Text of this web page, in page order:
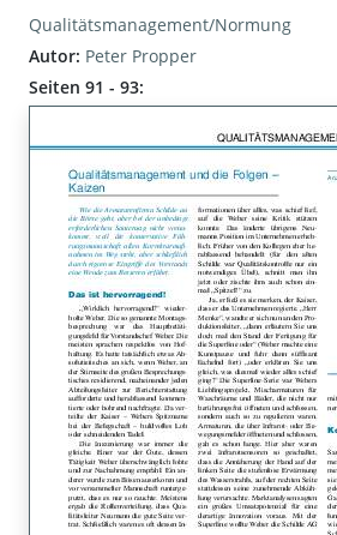
Qualitätsmanagement/Normung
Autor: Peter Propper
Seiten 91 - 93: